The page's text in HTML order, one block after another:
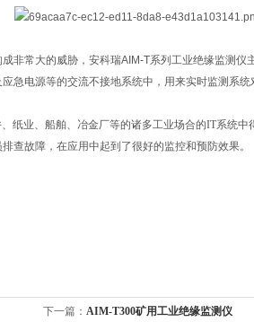
非常大的威胁，安科瑞AIM-T系列工业绝缘监测仪
急电源等的交流不接地系统中，用来实时监测系
纸业、船舶、冶金厂等的诸多工业场合的IT系统
查故障，在应用中起到了很好的监控和预防效果。
下一篇： AIM-T300矿用工业绝缘监测仪